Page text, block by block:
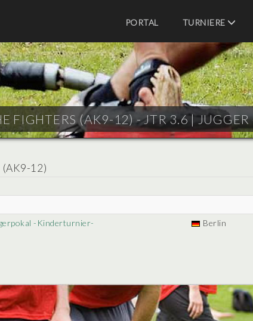
PORTAL
TURNIERE
FIGHTERS (AK9-12) - JTR 3.6 |
(AK9-12)
-Kinderturnier- Berlin